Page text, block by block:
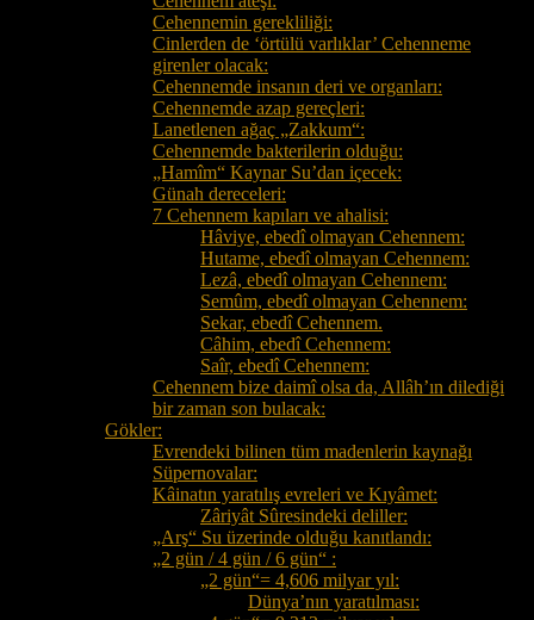
Cehennemin gerekliliği:
Cinlerden de ‘örtülü varlıklar’ Cehenneme
girenler olacak:
Cehennemde insanın deri ve organları:
Cehennemde azap gereçleri:
Lanetlenen ağaç „Zakkum“:
Cehennemde bakterilerin olduğu:
„Hamîm“ Kaynar Su’dan içecek:
Günah dereceleri:
7 Cehennem kapıları ve ahalisi:
Hâviye, ebedî olmayan Cehennem:
Hutame, ebedî olmayan Cehennem:
Lezâ, ebedî olmayan Cehennem:
Semûm, ebedî olmayan Cehennem:
Sekar, ebedî Cehennem.
Câhim, ebedî Cehennem:
Saîr, ebedî Cehennem:
Cehennem bize daimî olsa da, Allâh’ın dilediği
bir zaman son bulacak:
Gökler:
Evrendeki bilinen tüm madenlerin kaynağı
Süpernovalar:
Kâinatın yaratılış evreleri ve Kıyâmet:
Zâriyât Sûresindeki deliller:
„Arş“ Su üzerinde olduğu kanıtlandı:
„2 gün / 4 gün / 6 gün“ :
„2 gün“= 4,606 milyar yıl:
Dünya’nın yaratılması: